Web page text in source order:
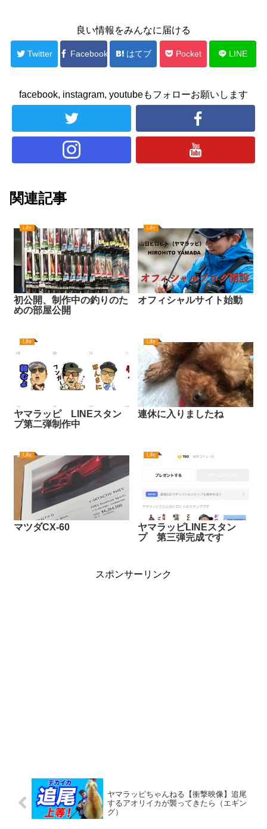
良い情報をみんなに届ける
Twitter Facebook はてブ Pocket LINE
facebook, instagram, youtubeもフォローお願いします
関連記事
Life
初公開、制作中の釣りのた
めの部屋公開
Life
オフィシャルサイト始動
Life
ヤマラッピ LINEスタン
プ第二弾制作中
Life
連休に入りましたね
Life
マツダCX-60
Life
ヤマラッピLINEスタン
プ 第三弾完成です
スポンサーリンク
ヤマラッピちゃんねる【衝撃映像】追尾
するアオリイカが襲ってきたら（エギン
グ）